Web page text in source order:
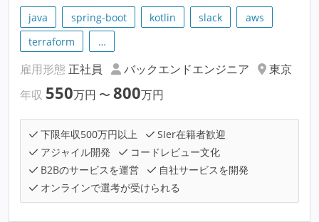
java spring-boot kotlin slack
aws
terraform
…
雇用形態 正社員 バックエンドエンジニア
東京
年収 550万円 〜 800万円
下限年収500万円以上
SIer在籍者歓迎
アジャイル開発
コードレビュー文化
B2Bのサービスを運営
自社サービスを開発
オンラインで選考が受けられる